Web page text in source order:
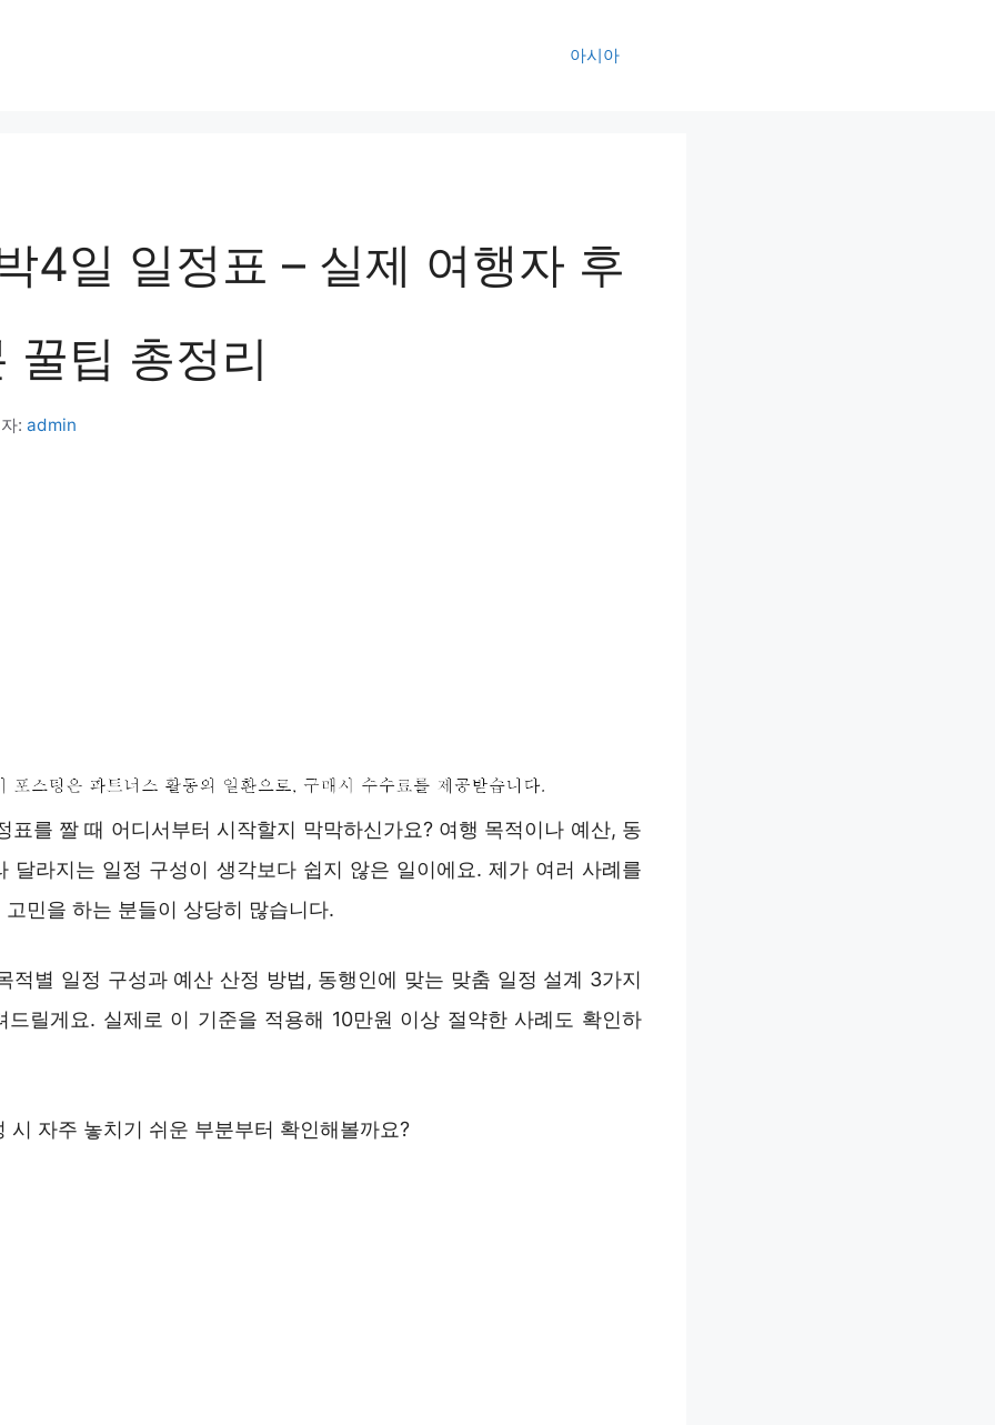
아시아
4일 일정표 – 실제 여행자 후
꿀팁 총정리
: admin
표를 짤 때 어디서부터 시작할지 막막하신가요? 여행 목적이나 예산, 동
달라지는 일정 구성이 생각보다 쉽지 않은 일이에요. 제가 여러 사례를
민을 하는 분들이 상당히 많습니다.
적별 일정 구성과 예산 산정 방법, 동행인에 맞는 맞춤 일정 설계 3가지
드릴게요. 실제로 이 기준을 적용해 10만원 이상 절약한 사례도 확인하
시 자주 놓치기 쉬운 부분부터 확인해볼까요?